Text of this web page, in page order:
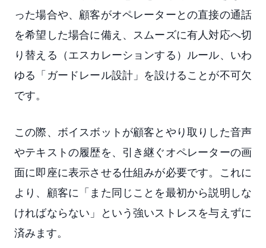
った場合や、顧客がオペレーターとの直接の通話
を希望した場合に備え、スムーズに有人対応へ切
り替える（エスカレーションする）ルール、いわ
ゆる「ガードレール設計」を設けることが不可欠
です。
この際、ボイスボットが顧客とやり取りした音声
やテキストの履歴を、引き継ぐオペレーターの画
面に即座に表示させる仕組みが必要です。これに
より、顧客に「また同じことを最初から説明しな
ければならない」という強いストレスを与えずに
済みます。